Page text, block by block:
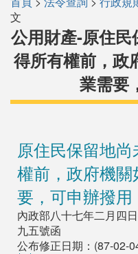
文
公用財產-原住
得所有權前，政
業需要
原住民保留地
權前，政府機
要，可申辦撥用
內政部八十七年二月四
九五號函
公布修正日期：(87-02-